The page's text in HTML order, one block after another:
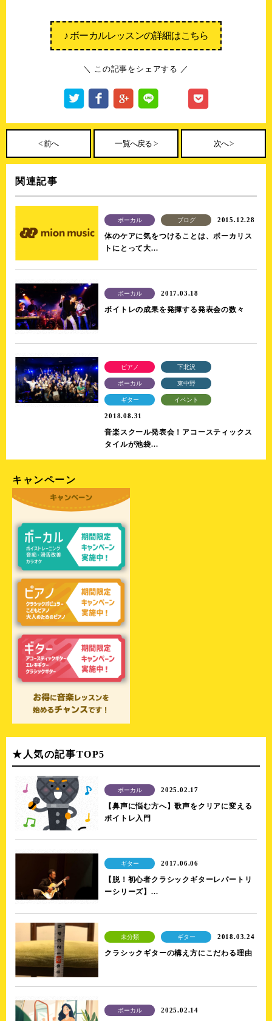
♪ ボーカルレッスンの詳細はこちら
＼ この記事をシェアする ／
< 前へ 一覧へ戻る > 次へ >
関連記事
ボーカル ブログ 2015.12.28
体のケアに気をつけることは、ボーカリス
トにとって大...
ボーカル 2017.03.18
ボイトレの成果を発揮する発表会の数々
ピアノ 下北沢
ボーカル 東中野
ギター イベント
2018.08.31
音楽スクール発表会！アコースティックス
タイルが池袋...
キャンペーン
★人気の記事TOP5
ボーカル 2025.02.17
【鼻声に悩む方へ】歌声をクリアに変える
ボイトレ入門
ギター 2017.06.06
【脱！初心者クラシックギターレパートリ
ーシリーズ】...
未分類 ギター 2018.03.24
クラシックギターの構え方にこだわる理由
ボーカル 2025.02.14